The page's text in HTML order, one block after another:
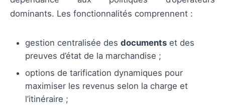
dominants. Les fonctionnalités comprennent :
gestion centralisée des documents et des
preuves d’état de la marchandise ;
options de tarification dynamiques pour
maximiser les revenus selon la charge et
l’itinéraire ;